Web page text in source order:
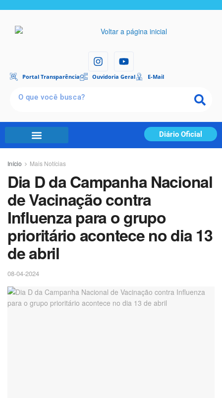
Portal Transparência Ouvidoria Geral E-Mail
Diário Oficial
Início Mais Notícias
Dia D da Campanha Nacional
de Vacinação contra
Influenza para o grupo
prioritário acontece no dia 13
de abril
08-04-2024